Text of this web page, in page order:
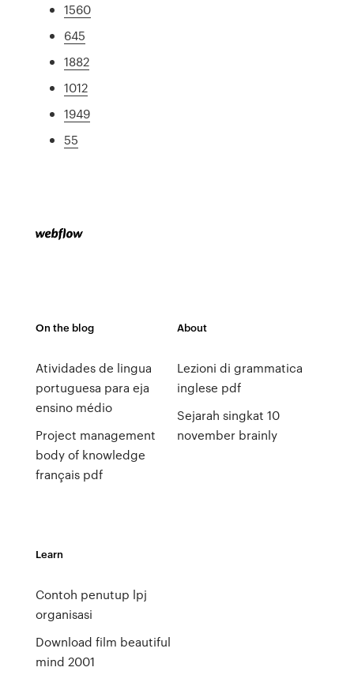
1560
645
1882
1012
1949
55
On the blog
Atividades de lingua
portuguesa para eja
ensino médio
Project management
body of knowledge
français pdf
About
Lezioni di grammatica
inglese pdf
Sejarah singkat 10
november brainly
Learn
Contoh penutup lpj
organisasi
Download film beautiful
mind 2001